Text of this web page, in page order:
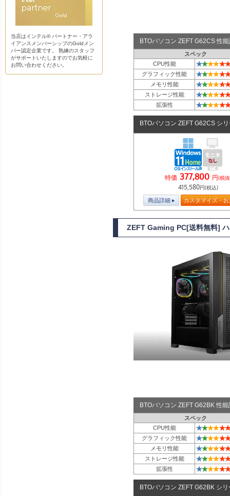
BTOパソコン ZEFT G62CS 性
スペック
CPU性能
★★★★★★
グラフィック性能 ★★★★★★
メモリ性能 ★★★★★★
ストレージ性能 ★★★★★★
拡張性 ★★★★★★
BTOパソコン ZEFT G62CS シ
特価 377,800 円(税
415,580円(税込)
商品詳細 カスタマイズ・
ZEFT Gaming PC[送料無料]
BTOパソコン ZEFT G62BK 性
スペック
CPU性能
★★★★★★
グラフィック性能 ★★★★★★
メモリ性能 ★★★★★★
ストレージ性能 ★★★★★★
拡張性 ★★★★★★
BTOパソコン ZEFT G62BK シリ
当店はインテル® パートナー・アラ
イアンスメンバーシップのGoldメン
バー認定企業です。 熟練のスタッフ
がサポートいたしますのでお気軽に
お問い合わせください。